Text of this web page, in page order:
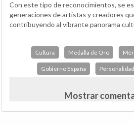
Con este tipo de reconocimientos, se
generaciones de artistas y creadores
contribuyendo al vibrante panorama
Cultura Medalla de Oro
Gobierno España
Mostrar